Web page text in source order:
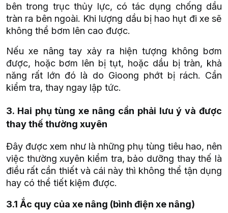
bên trong trục thủy lực, có tác dụng chống dầu
tràn ra bên ngoài. Khi lượng dầu bị hao hụt đi xe sẽ
không thể bơm lên cao được.
Nếu xe nâng tay xảy ra hiện tượng không bơm
được, hoặc bơm lên bị tụt, hoặc dầu bị tràn, khả
năng rất lớn đó là do Gioong phớt bị rách. Cần
kiểm tra, thay ngay lập tức.
3. Hai phụ tùng xe nâng cần phải lưu ý và được
thay thế thường xuyên
Đây được xem như là những phụ tùng tiêu hao, nên
việc thường xuyên kiểm tra, bảo dưỡng thay thế là
điều rất cần thiết và cái này thì không thể tận dụng
hay có thể tiết kiệm được.
3.1 Ắc quy của xe nâng (bình điện xe nâng)